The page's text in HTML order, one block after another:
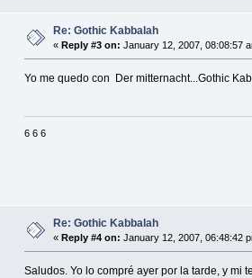
Re: Gothic Kabbalah
«Reply #3 on: January 12, 2007, 08:08:57
Yo me quedo con Der mitternacht...Gothic
6 6 6
Re: Gothic Kabbalah
«Reply #4 on: January 12, 2007, 06:48:42
Saludos. Yo lo compré ayer por la tarde, y mi